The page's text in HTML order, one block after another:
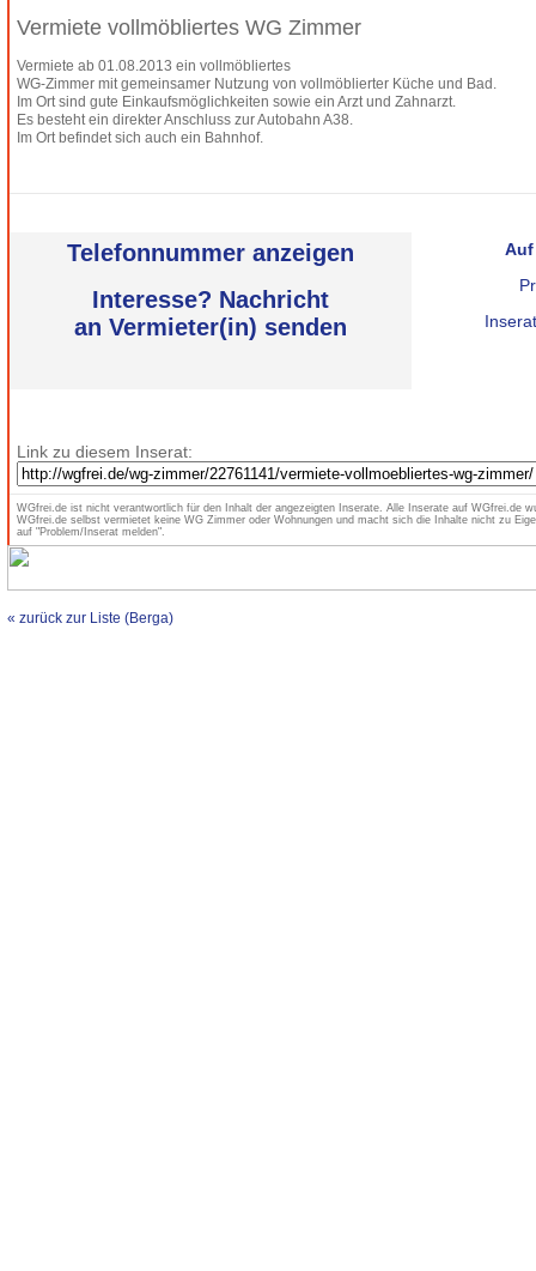
Vermiete vollmöbliertes WG Zimmer
Vermiete ab 01.08.2013 ein vollmöbliertes
WG-Zimmer mit gemeinsamer Nutzung von vollmöblierter Küche und Bad.
Im Ort sind gute Einkaufsmöglichkeiten sowie ein Arzt und Zahnarzt.
Es besteht ein direkter Anschluss zur Autobahn A38.
Im Ort befindet sich auch ein Bahnhof.
Telefonnummer anzeigen
Interesse? Nachricht
an Vermieter(in) senden
Auf
Link zu diesem Inserat:
WGfrei.de ist nicht verantwortlich für den Inhalt der angezeigten Inserate. Alle Inserate auf WGfrei.de
WGfrei.de selbst vermietet keine WG Zimmer oder Wohnungen und macht sich die Inhalte nicht zu
auf "Problem/Inserat melden".
« zurück zur Liste (Berga)